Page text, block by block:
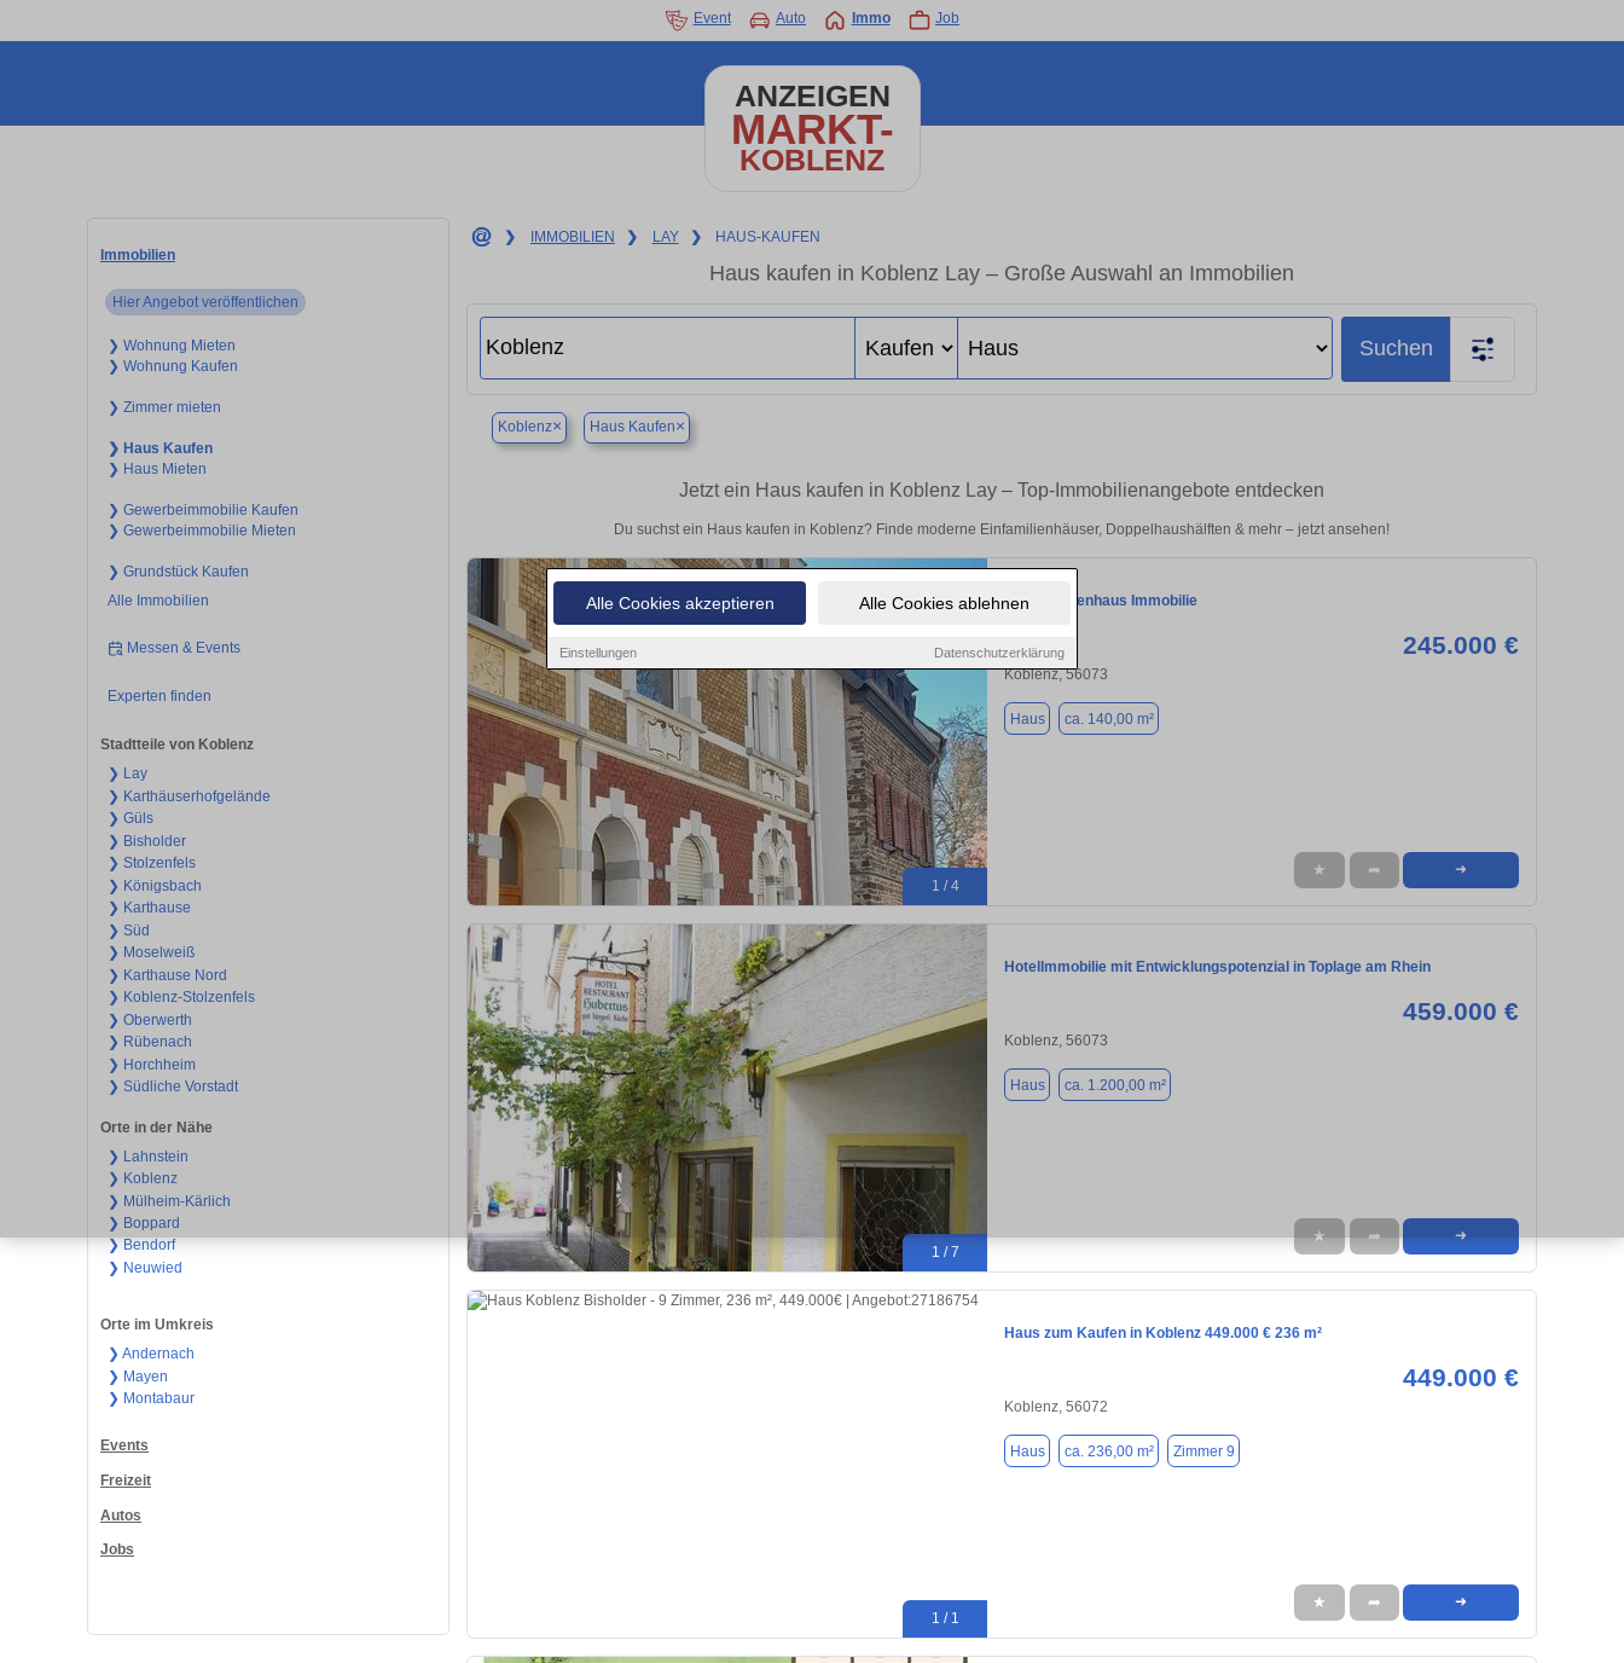
Alle Cookies akzeptieren Alle Cookies ablehnen
Einstellungen Datenschutzerklärung
Event Auto Immo Job
ANZEIGEN
MARKT-
KOBLENZ
Immobilien
Hier Angebot veröffentlichen
❯ Wohnung Mieten
❯ Wohnung Kaufen
❯ Zimmer mieten
❯ Haus Kaufen
❯ Haus Mieten
❯ Gewerbeimmobilie Kaufen
❯ Gewerbeimmobilie Mieten
❯ Grundstück Kaufen
Alle Immobilien
Messen & Events
Experten finden
Stadtteile von Koblenz
❯ Lay
❯ Karthäuserhofgelände
❯ Güls
❯ Bisholder
❯ Stolzenfels
❯ Königsbach
❯ Karthause
❯ Süd
❯ Moselweiß
❯ Karthause Nord
❯ Koblenz-Stolzenfels
❯ Oberwerth
❯ Rübenach
❯ Horchheim
❯ Südliche Vorstadt
Orte in der Nähe
❯ Lahnstein
❯ Koblenz
❯ Mülheim-Kärlich
❯ Boppard
❯ Bendorf
❯ Neuwied
Orte im Umkreis
❯ Andernach
❯ Mayen
❯ Montabaur
Events
Freizeit
Autos
Jobs
❯ IMMOBILIEN ❯ LAY ❯ HAUS-KAUFEN
Haus kaufen in Koblenz Lay – Große Auswahl an Immobilien
Suchen
Koblenz× Haus Kaufen×
Jetzt ein Haus kaufen in Koblenz Lay – Top-Immobilienangebote entdecken
Du suchst ein Haus kaufen in Koblenz? Finde moderne Einfamilienhäuser, Doppelhaushälften & mehr – jetzt ansehen!
1 / 4
Mehrfamilienhaus Immobilie
245.000 €
Koblenz, 56073
Haus ca. 140,00 m²
★ ➦ ➜
1 / 7
HotelImmobilie mit Entwicklungspotenzial in Toplage am Rhein
459.000 €
Koblenz, 56073
Haus ca. 1.200,00 m²
★ ➦ ➜
1 / 1
Haus zum Kaufen in Koblenz 449.000 € 236 m²
449.000 €
Koblenz, 56072
Haus ca. 236,00 m² Zimmer 9
★ ➦ ➜